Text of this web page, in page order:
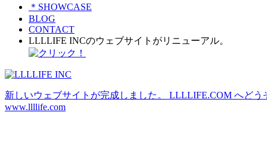
＊SHOWCASE
BLOG
CONTACT
LLLLIFE INCのウェブサイトがリニューアル。
新しいウェブサイトが完成しました。 LLLLIFE.COM へどう
www.llllife.com